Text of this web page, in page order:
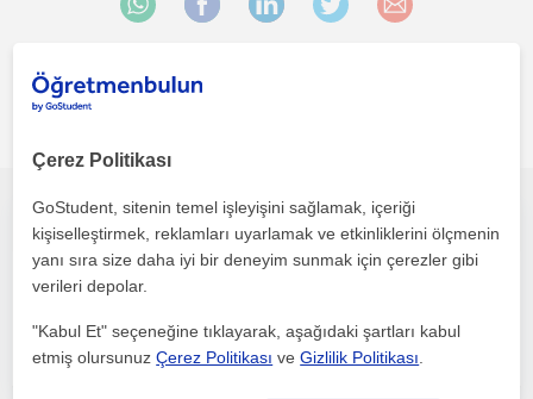
Konya sehri bölgesinde ilginizi çekebilecek diğer Matematik
İlkokul ve Ortaokul Öğrencilerine Yönelik Birebir Matematik Özel Ders
Çerez Politikası
GoStudent, sitenin temel işleyişini sağlamak, içeriği
kişiselleştirmek, reklamları uyarlamak ve etkinliklerini ölçmenin
yanı sıra size daha iyi bir deneyim sunmak için çerezler gibi
verileri depolar.
"Kabul Et" seçeneğine tıklayarak, aşağıdaki şartları kabul
etmiş olursunuzÇerez Politikası veGizlilik Politikası